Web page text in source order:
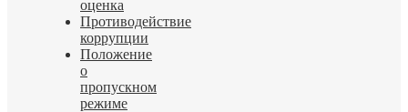
оценка
Противодействие
коррупции
Положение
о
пропускном
режиме